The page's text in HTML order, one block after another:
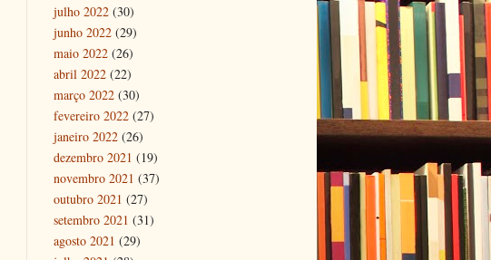
julho 2022 (30)
junho 2022 (29)
maio 2022 (26)
abril 2022 (22)
março 2022 (30)
fevereiro 2022 (27)
janeiro 2022 (26)
dezembro 2021 (19)
novembro 2021 (37)
outubro 2021 (27)
setembro 2021 (31)
agosto 2021 (29)